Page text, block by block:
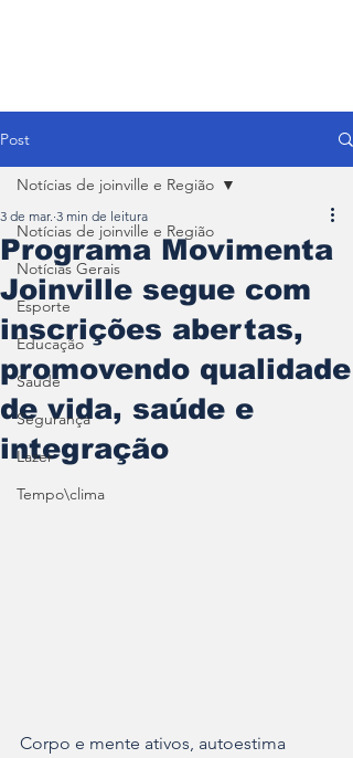
Post
Notícias de joinville e Região
Notícias Gerais
Esporte
Educação
Saúde
Segurança
Lazer
Tempo\clima
Notícias de joinville e Região
Programa Movimenta
Joinville segue com
inscrições abertas,
promovendo qualidade
de vida, saúde e
integração
3 de mar. 3 min de leitura
Corpo e mente ativos, autoestima